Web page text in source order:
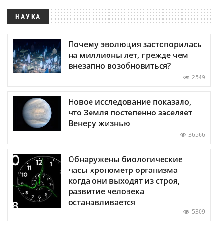
НАУКА
Почему эволюция застопорилась
на миллионы лет, прежде чем
внезапно возобновиться?
2549
Новое исследование показало,
что Земля постепенно заселяет
Венеру жизнью
36566
Обнаружены биологические
часы-хронометр организма —
когда они выходят из строя,
развитие человека
останавливается
5309